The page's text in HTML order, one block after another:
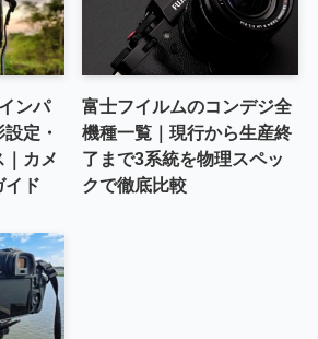
ンパ
定・
｜カメ
イド
富士フイルムのコンデジ全
機種一覧｜現行から生産終
了まで3系統を物理スペッ
クで徹底比較